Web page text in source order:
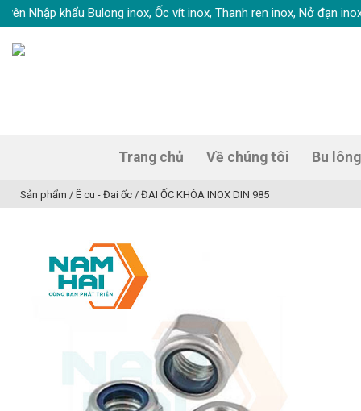
Skip
to
content
khẩu Bulong inox, Ốc vít inox, Thanh ren inox, Nở đạn inox,
Trang chủ Về chúng tôi Bu lông
Sản phẩm / Ê cu - Đai ốc / ĐAI ỐC KHÓA INOX DIN 985